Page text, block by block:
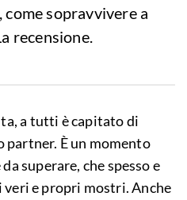
come sopravvivere a
recensione.
a tutti è capitato di
partner. È un momento
superare, che spesso e
e propri mostri. Anche